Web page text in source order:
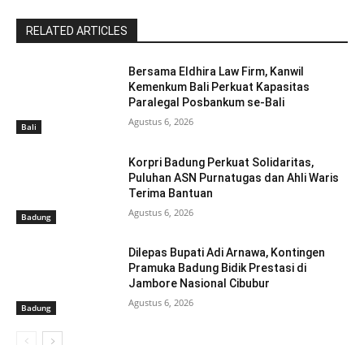
RELATED ARTICLES
Bali
Bersama Eldhira Law Firm, Kanwil
Kemenkum Bali Perkuat Kapasitas
Paralegal Posbankum se-Bali
Agustus 6, 2026
Badung
Korpri Badung Perkuat Solidaritas,
Puluhan ASN Purnatugas dan Ahli Waris
Terima Bantuan
Agustus 6, 2026
Badung
Dilepas Bupati Adi Arnawa, Kontingen
Pramuka Badung Bidik Prestasi di
Jambore Nasional Cibubur
Agustus 6, 2026